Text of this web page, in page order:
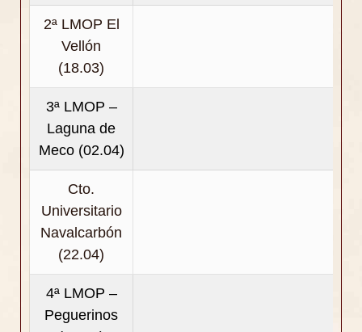
2ª LMOP El
Vellón
(18.03)
3ª LMOP –
Laguna de
Meco (02.04)
Cto.
Universitario
Navalcarbón
(22.04)
4ª LMOP –
Peguerinos